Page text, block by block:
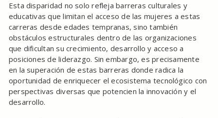
Esta disparidad no solo refleja barreras culturales y
educativas que limitan el acceso de las mujeres a estas
carreras desde edades tempranas, sino también
obstáculos estructurales dentro de las organizaciones
que dificultan su crecimiento, desarrollo y acceso a
posiciones de liderazgo. Sin embargo, es precisamente
en la superación de estas barreras donde radica la
oportunidad de enriquecer el ecosistema tecnológico con
perspectivas diversas que potencien la innovación y el
desarrollo.